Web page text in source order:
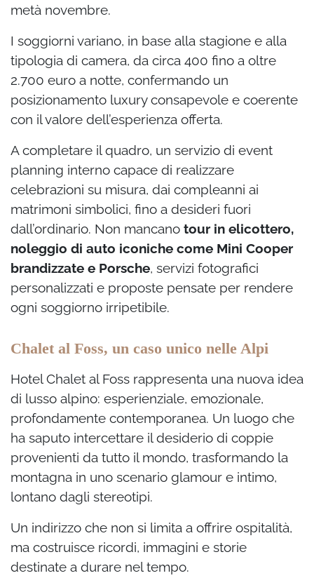
metà novembre.
I soggiorni variano, in base alla stagione e alla
tipologia di camera, da circa 400 fino a oltre
2.700 euro a notte, confermando un
posizionamento luxury consapevole e coerente
con il valore dell’esperienza offerta.
A completare il quadro, un servizio di event
planning interno capace di realizzare
celebrazioni su misura, dai compleanni ai
matrimoni simbolici, fino a desideri fuori
dall’ordinario. Non mancano tour in elicottero,
noleggio di auto iconiche come Mini Cooper
brandizzate e Porsche, servizi fotografici
personalizzati e proposte pensate per rendere
ogni soggiorno irripetibile.
Chalet al Foss, un caso unico nelle Alpi
Hotel Chalet al Foss rappresenta una nuova idea
di lusso alpino: esperienziale, emozionale,
profondamente contemporanea. Un luogo che
ha saputo intercettare il desiderio di coppie
provenienti da tutto il mondo, trasformando la
montagna in uno scenario glamour e intimo,
lontano dagli stereotipi.
Un indirizzo che non si limita a offrire ospitalità,
ma costruisce ricordi, immagini e storie
destinate a durare nel tempo.